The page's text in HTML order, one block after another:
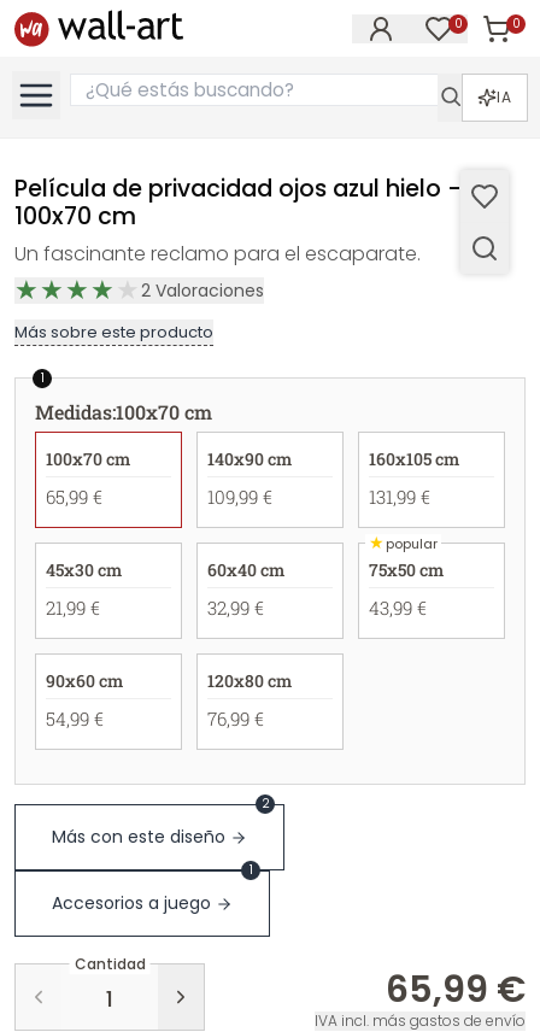
0 0
IA
Película de privacidad ojos azul hielo -
100x70 cm
Un fascinante reclamo para el escaparate.
2 Valoraciones
Más sobre este producto
1
Medidas:100x70 cm
100x70 cm
65,99 €
140x90 cm
109,99 €
160x105 cm
131,99 €
45x30 cm
21,99 €
60x40 cm
32,99 €
★popular
75x50 cm
43,99 €
90x60 cm
54,99 €
120x80 cm
76,99 €
Más con este diseño
2
Accesorios a juego
1
Cantidad
65,99 €
IVA incl. más gastos de envío